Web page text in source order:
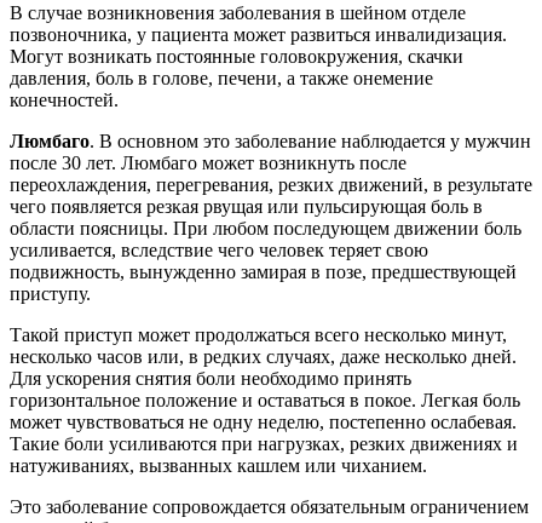
В случае возникновения заболевания в шейном отделе
позвоночника, у пациента может развиться инвалидизация.
Могут возникать постоянные головокружения, скачки
давления, боль в голове, печени, а также онемение
конечностей.
Люмбаго. В основном это заболевание наблюдается у мужчин
после 30 лет. Люмбаго может возникнуть после
переохлаждения, перегревания, резких движений, в результате
чего появляется резкая рвущая или пульсирующая боль в
области поясницы. При любом последующем движении боль
усиливается, вследствие чего человек теряет свою
подвижность, вынужденно замирая в позе, предшествующей
приступу.
Такой приступ может продолжаться всего несколько минут,
несколько часов или, в редких случаях, даже несколько дней.
Для ускорения снятия боли необходимо принять
горизонтальное положение и оставаться в покое. Легкая боль
может чувствоваться не одну неделю, постепенно ослабевая.
Такие боли усиливаются при нагрузках, резких движениях и
натуживаниях, вызванных кашлем или чиханием.
Это заболевание сопровождается обязательным ограничением